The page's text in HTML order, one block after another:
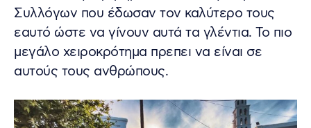
Συλλόγων που έδωσαν τον καλύτερο τους
εαυτό ώστε να γίνουν αυτά τα γλέντια. Το πιο
μεγάλο χειροκρότημα πρεπει να είναι σε
αυτούς τους ανθρώπους.